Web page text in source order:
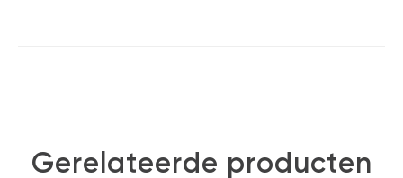
Gerelateerde producten